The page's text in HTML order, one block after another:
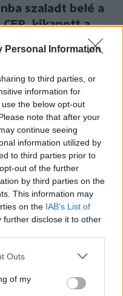
Personal Information
to third parties, or
information for
the below opt-out
note that after your
continue seeing
information utilized by
to third parties prior to
out of the further
by third parties on the
This information may
on the IAB’s List of
further disclose it to other
Outs
of my
szaladt belé a
kikapott a
Na, indíts, s
cikkei